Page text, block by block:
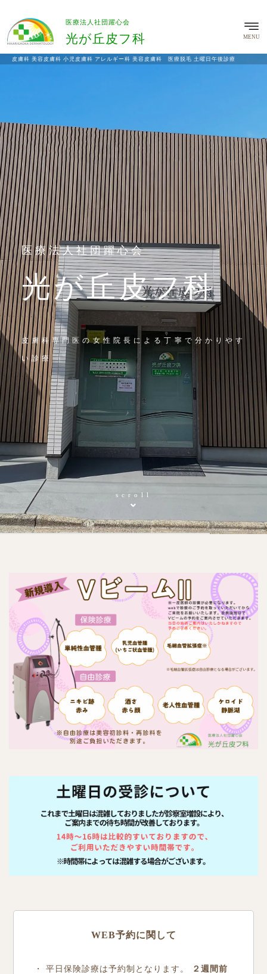
皮膚科 美容皮膚科 小児皮膚科 アレルギー科 美容皮膚科 医療脱毛 土曜日午後診療
医療法人社団躍心会
光が丘皮フ科 MENU
医療法人社団躍心会
光が丘皮フ科
皮膚科専門医の女性院長による丁寧で分かりやす
い診療
scroll
WEB予約に関して
平日保険診療は予約制となります。
２週間前